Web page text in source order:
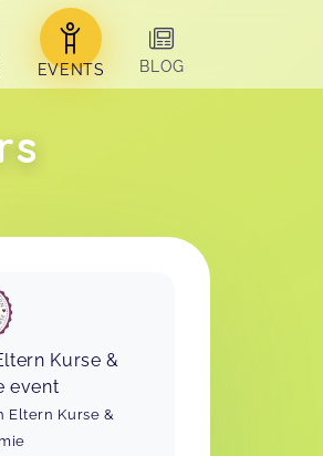
EVENTS BLOG
Kurse &
event
Eltern Kurse &